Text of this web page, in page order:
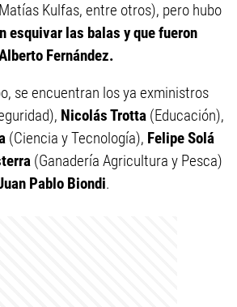
Kulfas, entre otros), pero hubo
esquivar las balas y que fueron
Fernández.
se encuentran los ya exministros
Nicolás Trotta (Educación),
(Ciencia y Tecnología), Felipe Solá
(Ganadería Agricultura y Pesca)
Pablo Biondi.